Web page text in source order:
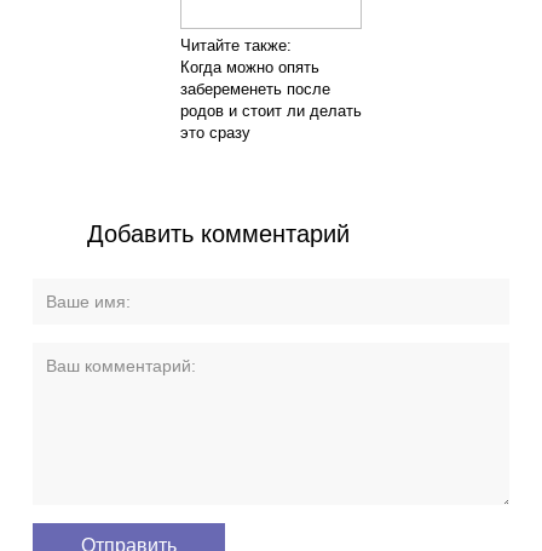
Читайте также:
Когда можно опять
забеременеть после
родов и стоит ли делать
это сразу
Добавить комментарий